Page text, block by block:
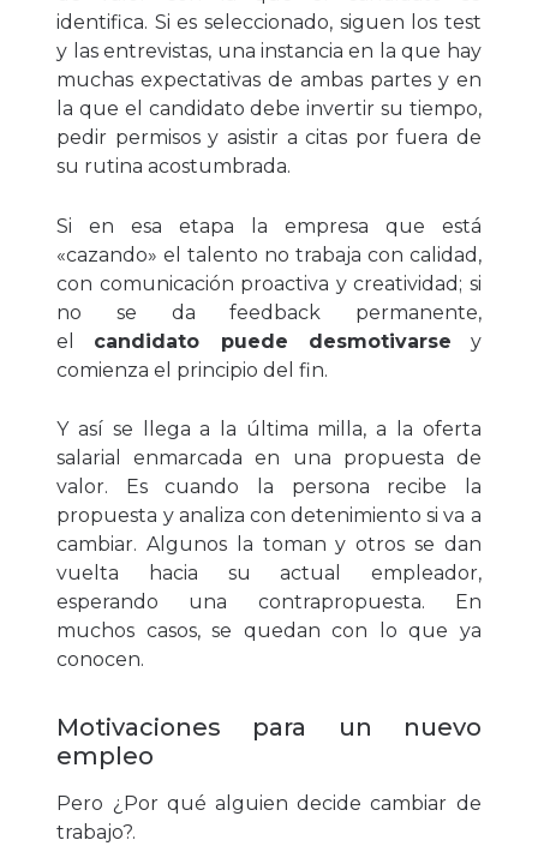
identifica. Si es seleccionado, siguen los test
y las entrevistas, una instancia en la que hay
muchas expectativas de ambas partes y en
la que el candidato debe invertir su tiempo,
pedir permisos y asistir a citas por fuera de
su rutina acostumbrada.
Si en esa etapa la empresa que está
«cazando» el talento no trabaja con calidad,
con comunicación proactiva y creatividad; si
no se da feedback permanente,
el candidato puede desmotivarse y
comienza el principio del fin.
Y así se llega a la última milla, a la oferta
salarial enmarcada en una propuesta de
valor. Es cuando la persona recibe la
propuesta y analiza con detenimiento si va a
cambiar. Algunos la toman y otros se dan
vuelta hacia su actual empleador,
esperando una contrapropuesta. En
muchos casos, se quedan con lo que ya
conocen.
Motivaciones para un nuevo
empleo
Pero ¿Por qué alguien decide cambiar de
trabajo?.